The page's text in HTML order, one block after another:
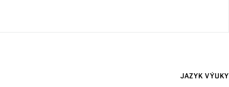
JAZYK VÝUKY